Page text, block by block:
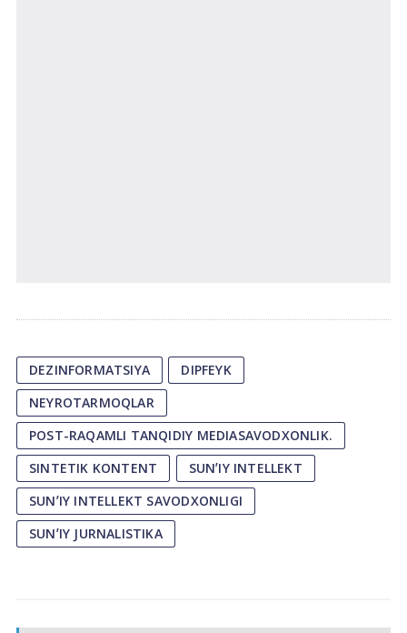
DEZINFORMATSIYA
DIPFEYK
NEYROTARMOQLAR
POST-RAQAMLI TANQIDIY MEDIASAVODXONLIK.
SINTETIK KONTENT
SUNʼIY INTELLEKT
SUNʼIY INTELLEKT SAVODXONLIGI
SUNʼIY JURNALISTIKA